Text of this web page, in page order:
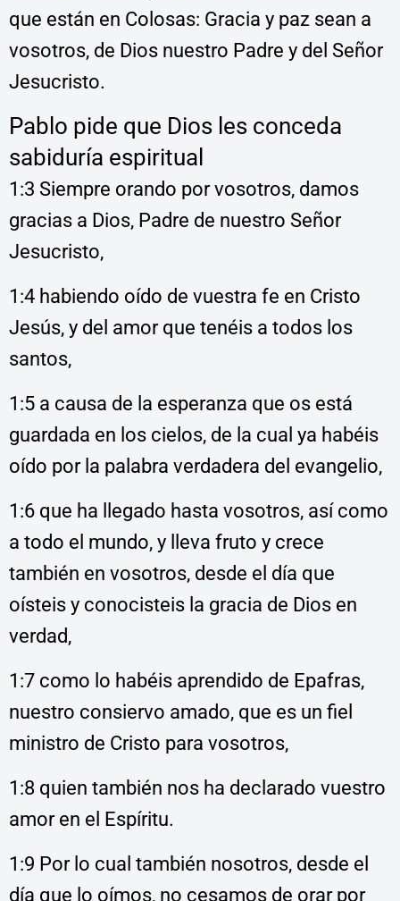
que están en Colosas: Gracia y paz sean a
vosotros, de Dios nuestro Padre y del Señor
Jesucristo.
Pablo pide que Dios les conceda
sabiduría espiritual
1:3 Siempre orando por vosotros, damos
gracias a Dios, Padre de nuestro Señor
Jesucristo,
1:4 habiendo oído de vuestra fe en Cristo
Jesús, y del amor que tenéis a todos los
santos,
1:5 a causa de la esperanza que os está
guardada en los cielos, de la cual ya habéis
oído por la palabra verdadera del evangelio,
1:6 que ha llegado hasta vosotros, así como
a todo el mundo, y lleva fruto y crece
también en vosotros, desde el día que
oísteis y conocisteis la gracia de Dios en
verdad,
1:7 como lo habéis aprendido de Epafras,
nuestro consiervo amado, que es un fiel
ministro de Cristo para vosotros,
1:8 quien también nos ha declarado vuestro
amor en el Espíritu.
1:9 Por lo cual también nosotros, desde el
día que lo oímos, no cesamos de orar por